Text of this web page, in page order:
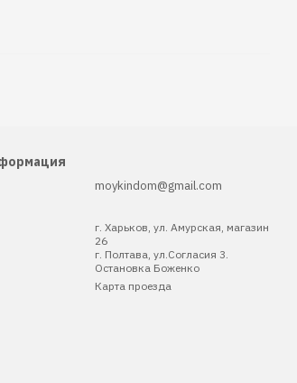
moykindom@gmail.com
г. Харьков, ул. Амурская, магазин
26
г. Полтава, ул.Согласия 3.
Остановка Боженко
Карта проезда